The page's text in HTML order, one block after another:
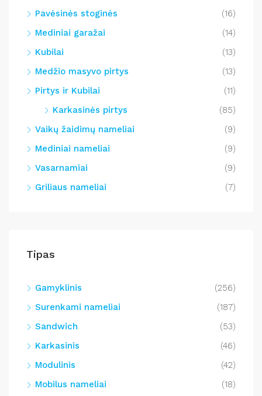
Pavėsinės stoginės
(16)
Mediniai garažai
(14)
Kubilai
(13)
Medžio masyvo pirtys
(13)
Pirtys ir Kubilai
(11)
Karkasinės pirtys
(85)
Vaikų žaidimų nameliai
(9)
Mediniai nameliai
(9)
Vasarnamiai
(9)
Griliaus nameliai
(7)
Tipas
Gamyklinis
(256)
Surenkami nameliai
(187)
Sandwich
(53)
Karkasinis
(46)
Modulinis
(42)
Mobilus nameliai
(18)